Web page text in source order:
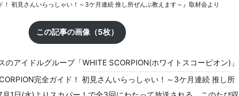
！ 初見さんいらっしゃい！～3ケ月連続 推し所ぜんぶ教えます～』取材会より
この記事の画像（5枚）
のアイドルグループ「WHITE SCORPION(ホワイトスコーピオン)」
完全ガイド！ 初見さんいらっしゃい！～3ケ月連続 推し所